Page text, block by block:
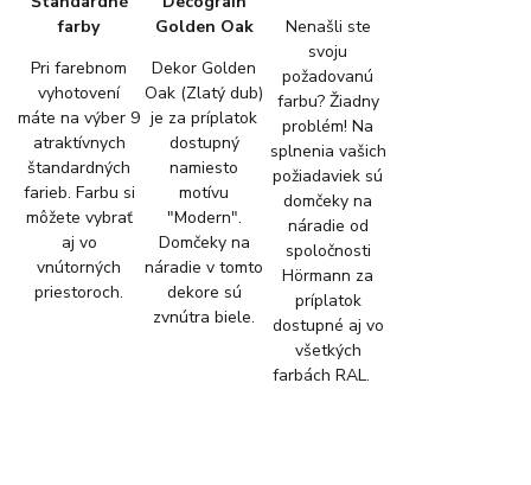
farby
Pri farebnom
vyhotovení
máte na výber 9
atraktívnych
štandardných
farieb. Farbu si
môžete vybrať
aj vo
vnútorných
priestoroch.
Golden Oak
Dekor Golden
Oak (Zlatý dub)
je za príplatok
dostupný
namiesto
motívu
"Modern".
Domčeky na
náradie v tomto
dekore sú
zvnútra biele.
Nenašli ste
svoju
požadovanú
farbu? Žiadny
problém! Na
splnenia vašich
požiadaviek sú
domčeky na
náradie od
spoločnosti
Hörmann za
príplatok
dostupné aj vo
všetkých
farbách RAL.